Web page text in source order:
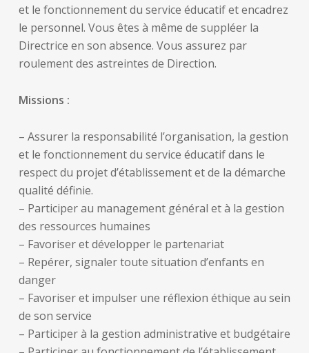
et le fonctionnement du service éducatif et encadrez
le personnel. Vous êtes à même de suppléer la
Directrice en son absence. Vous assurez par
roulement des astreintes de Direction.
Missions :
– Assurer la responsabilité l’organisation, la gestion
et le fonctionnement du service éducatif dans le
respect du projet d’établissement et de la démarche
qualité définie.
– Participer au management général et à la gestion
des ressources humaines
– Favoriser et développer le partenariat
– Repérer, signaler toute situation d’enfants en
danger
– Favoriser et impulser une réflexion éthique au sein
de son service
– Participer à la gestion administrative et budgétaire